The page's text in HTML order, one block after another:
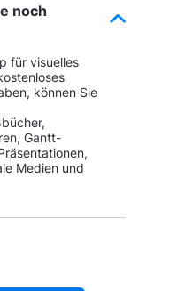
noch
für visuelles
können Sie
Gantt-
Medien und